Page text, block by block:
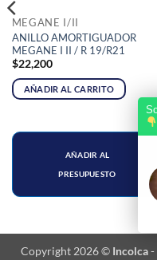
MEGANE I/II
ANILLO AMORTIGUADOR
MEGANE I II / R 19/R21
$22,200
AÑADIR AL CARRITO
AÑADIR AL
PRESUPUESTO
Copyright 2026 © Incolca-